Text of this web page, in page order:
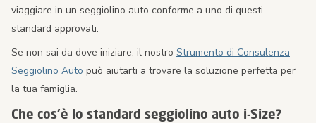
viaggiare in un seggiolino auto conforme a uno di questi
standard approvati.
Se non sai da dove iniziare, il nostro Strumento di Consulenza
Seggiolino Auto può aiutarti a trovare la soluzione perfetta per
la tua famiglia.
Che cos’è lo standard seggiolino auto i-Size?